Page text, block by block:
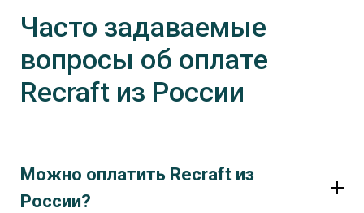
Часто задаваемые
вопросы об оплате
Recraft из России
Можно оплатить Recraft из
России?